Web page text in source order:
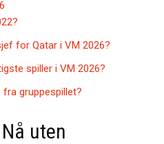
for Qatar i VM 2026?
spiller i VM 2026?
fra gruppespillet?
uten